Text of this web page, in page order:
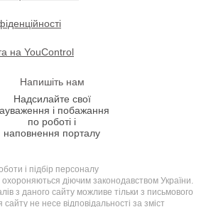
на YouControl
Напишіть нам
Надсилайте свої
і побажання
по роботі і
наповнення порталу
і підбір персоналу
охороняються діючим законодавством України.
з даного сайту можливе тільки з письмового
сайту не несе відповідальності за зміст